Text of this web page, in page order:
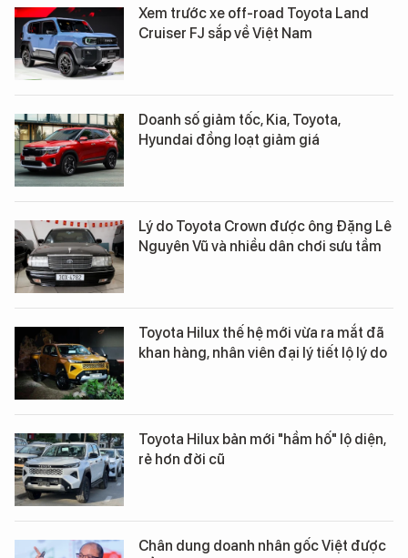
Xem trước xe off-road Toyota Land
Cruiser FJ sắp về Việt Nam
Doanh số giảm tốc, Kia, Toyota,
Hyundai đồng loạt giảm giá
Lý do Toyota Crown được ông Đặng Lê
Nguyên Vũ và nhiều dân chơi sưu tầm
Toyota Hilux thế hệ mới vừa ra mắt đã
khan hàng, nhân viên đại lý tiết lộ lý do
Toyota Hilux bản mới "hầm hố" lộ diện,
rẻ hơn đời cũ
Chân dung doanh nhân gốc Việt được